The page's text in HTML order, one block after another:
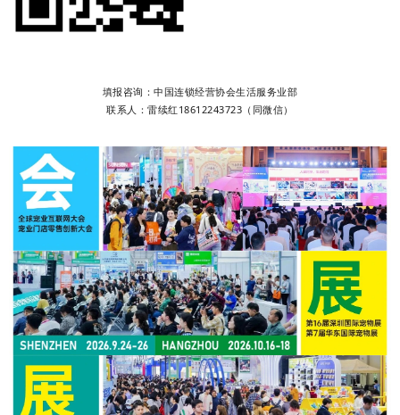
填报咨询：中国连锁经营协会生活服务业部
联系人：雷续红18612243723（同微信）